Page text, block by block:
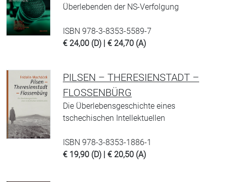
Überlebenden der NS-Verfolgung
ISBN 978-3-8353-5589-7
€ 24,00 (D) | € 24,70 (A)
PILSEN – THERESIENSTADT –
FLOSSENBÜRG
Die Überlebensgeschichte eines
tschechischen Intellektuellen
ISBN 978-3-8353-1886-1
€ 19,90 (D) | € 20,50 (A)